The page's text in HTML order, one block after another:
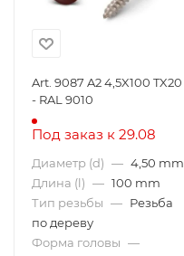
Art. 9087 A2 4,5X100 TX20
- RAL 9010
Под заказ к 29.08
Диаметр (d) — 4,50 mm
Длина (l) — 100 mm
Тип резьбы — Резьба
по дереву
Форма головы —